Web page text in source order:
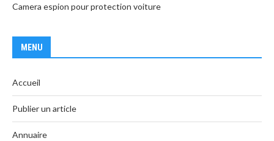
Camera espion pour protection voiture
MENU
Accueil
Publier un article
Annuaire